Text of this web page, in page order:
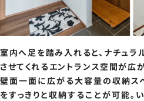
室内へ足を踏み入れると、ナチュ
させてくれるエントランス空間が広が
壁面一面に広がる大容量の収納ス
をすっきりと収納することが可能